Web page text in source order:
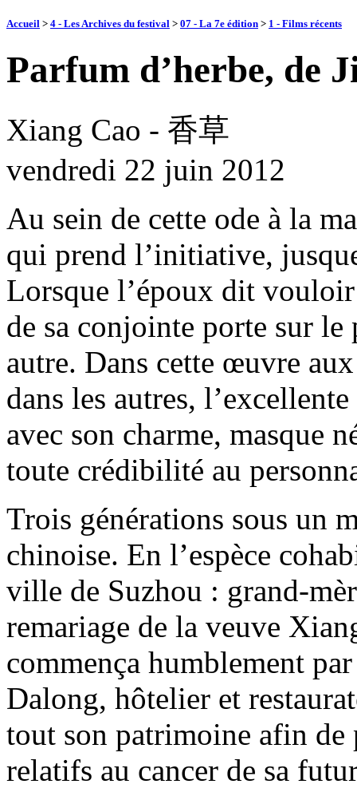
Accueil > 4 - Les Archives du festival > 07 - La 7e édition > 1 - Films récents
Parfum d’herbe, de
Xiang Cao - 香草
vendredi 22 juin 2012
Au sein de cette ode à la
qui prend l’initiative,
Lorsque l’époux dit
de sa conjointe porte sur
autre. Dans cette œuvre
dans les autres,
avec son charme, masque
toute crédibilité au
Trois générations sous un
chinoise. En l’espèce
ville de Suzhou : grand-
remariage de la veuve
commença humblement
Dalong, hôtelier et
tout son patrimoine afin de
relatifs au cancer de sa